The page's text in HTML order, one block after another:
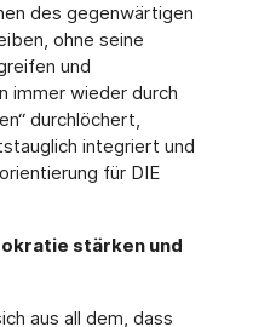
des gegenwärtigen
ohne seine
und
immer wieder durch
durchlöchert,
integriert und
für DIE
stärken und
aus all dem, dass